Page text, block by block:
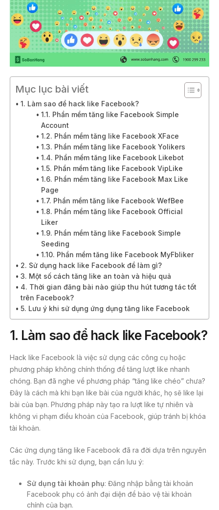
Mục lục bài viết
1. Làm sao để hack like Facebook?
1.1. Phần mềm tăng like Facebook Simple
Account
1.2. Phần mềm tăng like Facebook XFace
1.3. Phần mềm tăng like Facebook Yolikers
1.4. Phần mềm tăng like Facebook Likebot
1.5. Phần mềm tăng like Facebook VipLike
1.6. Phần mềm tăng like Facebook Max Like
Page
1.7. Phần mềm tăng like Facebook WefBee
1.8. Phần mềm tăng like Facebook Official
Liker
1.9. Phần mềm tăng like Facebook Simple
Seeding
1.10. Phần mềm tăng like Facebook MyFbliker
2. Sử dụng hack like Facebook để làm gì?
3. Một số cách tăng like an toàn và hiệu quả
4. Thời gian đăng bài nào giúp thu hút tương tác tốt
trên Facebook?
5. Lưu ý khi sử dụng ứng dụng tăng like Facebook
1. Làm sao để hack like Facebook?
Hack like Facebook là việc sử dụng các công cụ hoặc
phương pháp không chính thống để tăng lượt like nhanh
chóng. Bạn đã nghe về phương pháp “tăng like chéo” chưa?
Đây là cách mà khi bạn like bài của người khác, họ sẽ like lại
bài của bạn. Phương pháp này tạo ra lượt like tự nhiên và
không vi phạm điều khoản của Facebook, giúp tránh bị khóa
tài khoản.
Các ứng dụng tăng like Facebook đã ra đời dựa trên nguyên
tắc này. Trước khi sử dụng, bạn cần lưu ý:
Sử dụng tài khoản phụ: Đăng nhập bằng tài khoản
Facebook phụ có ảnh đại diện để bảo vệ tài khoản
chính của bạn.